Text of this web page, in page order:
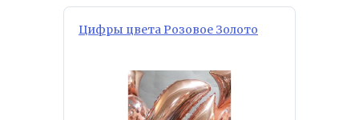
Цифры цвета Розовое Золото